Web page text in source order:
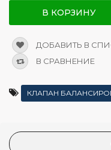
В КОРЗИНУ
ДОБАВИТЬ В
В СРАВНЕНИЕ
КЛАПАН